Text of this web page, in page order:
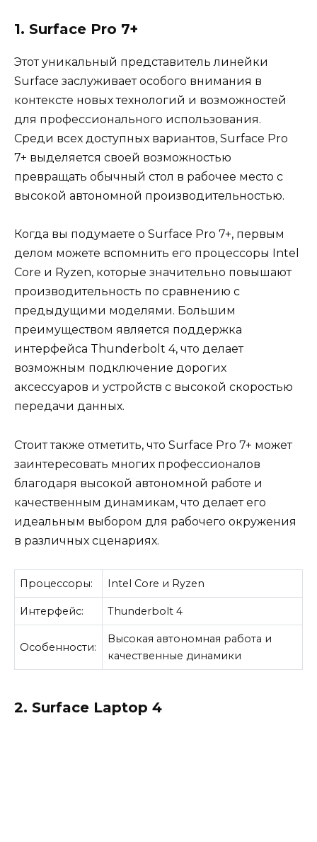
1. Surface Pro 7+
Этот уникальный представитель линейки
Surface заслуживает особого внимания в
контексте новых технологий и возможностей
для профессионального использования.
Среди всех доступных вариантов, Surface Pro
7+ выделяется своей возможностью
превращать обычный стол в рабочее место с
высокой автономной производительностью.
Когда вы подумаете о Surface Pro 7+, первым
делом можете вспомнить его процессоры Intel
Core и Ryzen, которые значительно повышают
производительность по сравнению с
предыдущими моделями. Большим
преимуществом является поддержка
интерфейса Thunderbolt 4, что делает
возможным подключение дорогих
аксессуаров и устройств с высокой скоростью
передачи данных.
Стоит также отметить, что Surface Pro 7+ может
заинтересовать многих профессионалов
благодаря высокой автономной работе и
качественным динамикам, что делает его
идеальным выбором для рабочего окружения
в различных сценариях.
Процессоры: Intel Core и Ryzen
Интерфейс: Thunderbolt 4
Особенности:
Высокая автономная работа и
качественные динамики
2. Surface Laptop 4